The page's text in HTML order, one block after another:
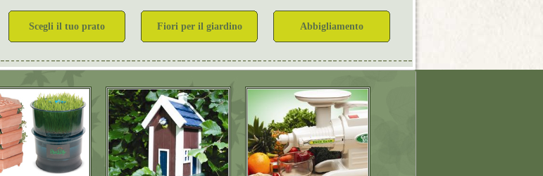
Scegli il tuo prato Fiori per il giardino Abbigliamento